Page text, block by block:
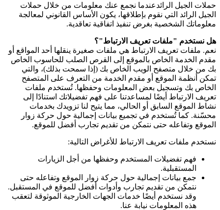
حملات الجيل الرائدعندما نجمع عنك معلومات من خلال حملات
الجيل الرائد التي نقوم بإطلاقها، يكون الأساس القانوني لمعالجة
معلوماتك الشخصية بغرض تنفيذ اتفاقية تعاقدية.
هل نستخدم "ملفات تعريف الارتباط"؟
نعم. ملفات تعريف الارتباط هي ملفات صغيرة ينقلها أحد المواقع أو
مقدم الخدمة الخاص بالموقع إلى القرص الصلب للحاسوب الخاص
بك من خلال متصفح الويب الخاص بك (إذا سمحت بذلك)، والتي
تمكن أنظمة الموقع أو مقدم الخدمة من التعرف على المتصفح
الخاص بك وتسجيل بعض المعلومات وحفظها. تُستخدم ملفات
تعريف الارتباط أيضًا لمساعدتنا على فهم تفضيلاتك استنادًا إلى
نشاط الموقع السابق أو الحالي، مما يتيح لنا تزويدك بخدمات
محسّنة. كما تُستخدم في تجميع بيانات إجمالية حول حركة زوار
الموقع وتفاعله حتى نتمكن من تقديم تجارب أفضل للموقع.
نستخدم ملفات تعريف الارتباط للأغراض التالية:
فهم تفضيلات المستخدم وحفظها من أجل الزيارات
المستقبلية.
جمع بيانات إجمالية حول حركة زوار الموقع وتفاعله حتى
نتمكن من تقديم تجارب وأدوات أفضل للموقع في المستقبل.
وقد نستخدم أيضًا خدمات الجهات الخارجية الموثوقة لتعقب
هذه المعلومات نيابة عنا.